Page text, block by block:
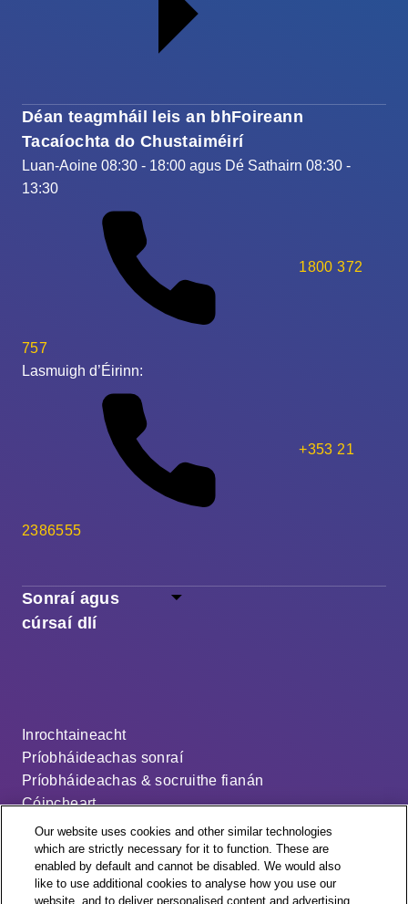
Sonraí agus
cúrsaí dlí
Inrochtaineacht
Príobháideachas sonraí
Príobháideachas & socruithe fianán
Cóipcheart
Séanadh
Ráiteas ar an sclábhaíocht nua-aimseartha
An cód dáileacháin
Socruithe fianán
Déan teagmháil leis an bhFoireann
Tacaíochta do Chustaiméirí
Luan-Aoine 08:30 - 18:00 agus Dé Sathairn 08:30 -
13:30
1800 372
757
Lasmuigh d’Éirinn:
+353 21
2386555
Our website uses cookies and other similar technologies
which are strictly necessary for it to function. These are
enabled by default and cannot be disabled. We would also
like to use additional cookies to analyse how you use our
website, and to deliver personalised content and advertising.